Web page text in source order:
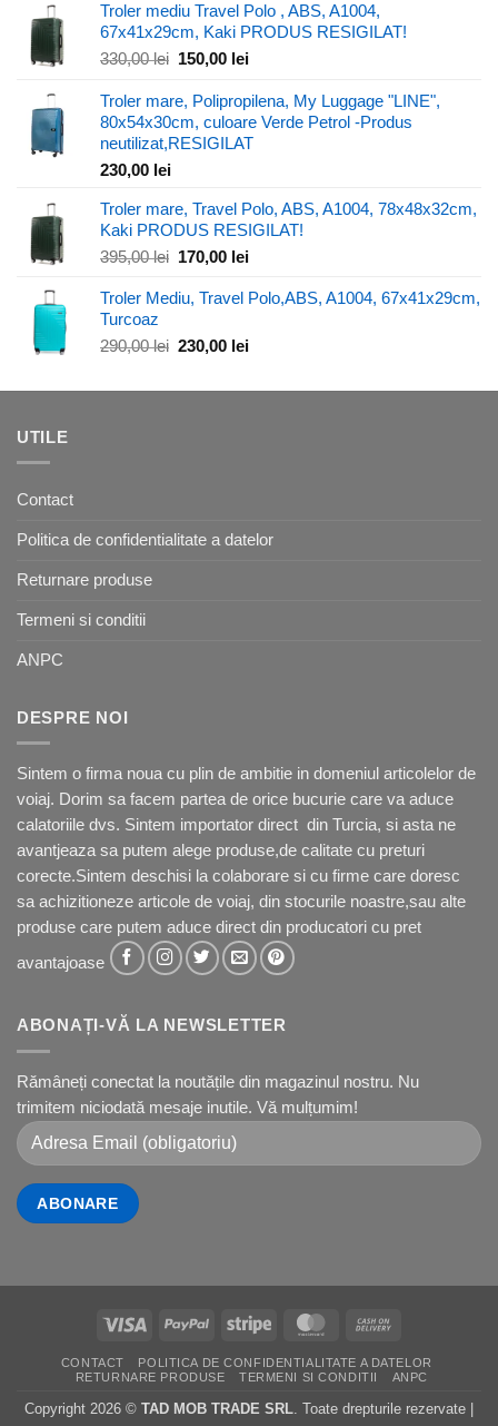
Troler mediu Travel Polo , ABS, A1004,
67x41x29cm, Kaki PRODUS RESIGILAT!
330,00lei Prețul
a
fost:
330,00 lei.
150,00 leiPrețul
este:
150,00 lei.
Troler mare, Polipropilena, My Luggage "LINE",
80x54x30cm, culoare Verde Petrol -Produs
neutilizat,RESIGILAT
230,00 lei
Troler mare, Travel Polo, ABS, A1004, 78x48x32cm,
Kaki PRODUS RESIGILAT!
395,00lei Prețul
a
395,00 lei.
170,00 leiPrețul
este:
Troler Mediu, Travel Polo,ABS, A1004, 67x41x29cm,
Turcoaz
290,00lei Prețul
a
230,00 leiPrețul
este:
UTILE
Contact
Politica de confidentialitate a datelor
Returnare produse
Termeni si conditii
ANPC
DESPRE NOI
Sintem o firma noua cu plin de ambitie in domeniul articolelor de
voiaj. Dorim sa facem partea de orice bucurie care va aduce
calatoriile dvs. Sintem importator direct din Turcia, si asta ne
avantjeaza sa putem alege produse,de calitate cu preturi
corecte.Sintem deschisi la colaborare si cu firme care doresc
sa achizitioneze articole de voiaj, din stocurile noastre,sau alte
produse care putem aduce direct din producatori cu pret
avantajoase
ABONAȚI-VĂ LA NEWSLETTER
Rămâneți conectat la noutățile din magazinul nostru. Nu
trimitem niciodată mesaje inutile. Vă mulțumim!
Visa PayPal Stripe MasterCard
Delivery
CONTACT
POLITICA DE CONFIDENTIALITATE A DATELOR
RETURNARE PRODUSE
TERMENI SI CONDITII ANPC
Copyright 2026 © TAD MOB TRADE SRL . Toate drepturile rezervate |